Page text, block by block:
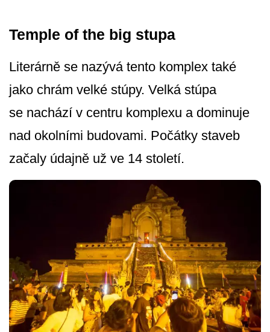
Temple of the big stupa
Literárně se nazývá tento komplex také
jako chrám velké stúpy. Velká stúpa
se nachází v centru komplexu a dominuje
nad okolními budovami. Počátky staveb
začaly údajně už ve 14 století.